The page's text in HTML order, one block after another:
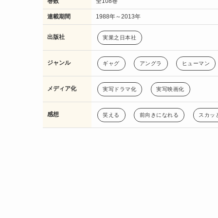
連載期間 1988年～2013年
出版社 実業之日本社
ジャンル ギャグ アングラ ヒューマン
メディア化 実写ドラマ化 実写映画化
感想 笑える 前向きになれる スカッ